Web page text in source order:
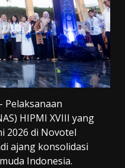
Pelaksanaan
HIPMI XVIII yang
2026 di Novotel
ajang konsolidasi
Indonesia.